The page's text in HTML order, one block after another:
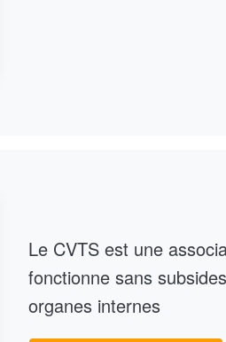
Le CVTS est une
fonctionne sans
organes internes